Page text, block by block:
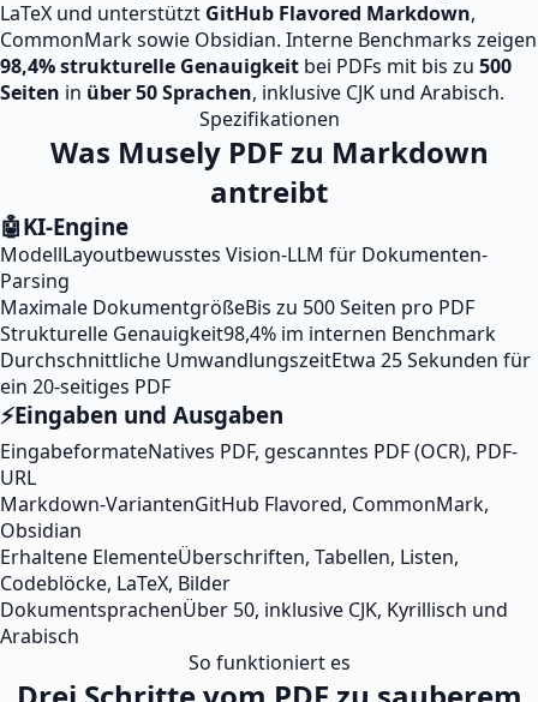
LaTeX und unterstützt GitHub Flavored Markdown,
CommonMark sowie Obsidian. Interne Benchmarks zeigen
98,4% strukturelle Genauigkeit bei PDFs mit bis zu 500
Seiten in über 50 Sprachen, inklusive CJK und Arabisch.
Spezifikationen
Was Musely PDF zu Markdown
antreibt
🤖KI-Engine
ModellLayoutbewusstes Vision-LLM für Dokumenten-
Parsing
Maximale DokumentgrößeBis zu 500 Seiten pro PDF
Strukturelle Genauigkeit98,4% im internen Benchmark
Durchschnittliche UmwandlungszeitEtwa 25 Sekunden für
ein 20-seitiges PDF
⚡Eingaben und Ausgaben
EingabeformateNatives PDF, gescanntes PDF (OCR), PDF-
URL
Markdown-VariantenGitHub Flavored, CommonMark,
Obsidian
Erhaltene ElementeÜberschriften, Tabellen, Listen,
Codeblöcke, LaTeX, Bilder
DokumentsprachenÜber 50, inklusive CJK, Kyrillisch und
Arabisch
So funktioniert es